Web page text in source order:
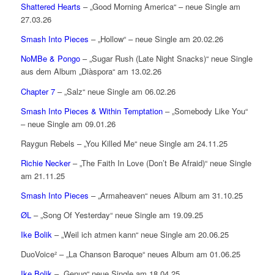
Shattered Hearts – „Good Morning America“ – neue Single am
27.03.26
Smash Into Pieces – „Hollow“ – neue Single am 20.02.26
NoMBe & Pongo– „Sugar Rush (Late Night Snacks)“ neue Single
aus dem Album „Diàspora“ am 13.02.26
Chapter 7– „Salz“ neue Single am 06.02.26
Smash Into Pieces & Within Temptation– „Somebody Like You“
– neue Single am 09.01.26
Raygun Rebels – „You Killed Me“ neue Single am 24.11.25
Richie Necker– „The Faith In Love (Don’t Be Afraid)“ neue Single
am 21.11.25
Smash Into Pieces – „Armaheaven“ neues Album am 31.10.25
ØL – „Song Of Yesterday“ neue Single am 19.09.25
Ike Bolik – „Weil ich atmen kann“ neue Single am 20.06.25
DuoVoice² – „La Chanson Baroque“ neues Album am 01.06.25